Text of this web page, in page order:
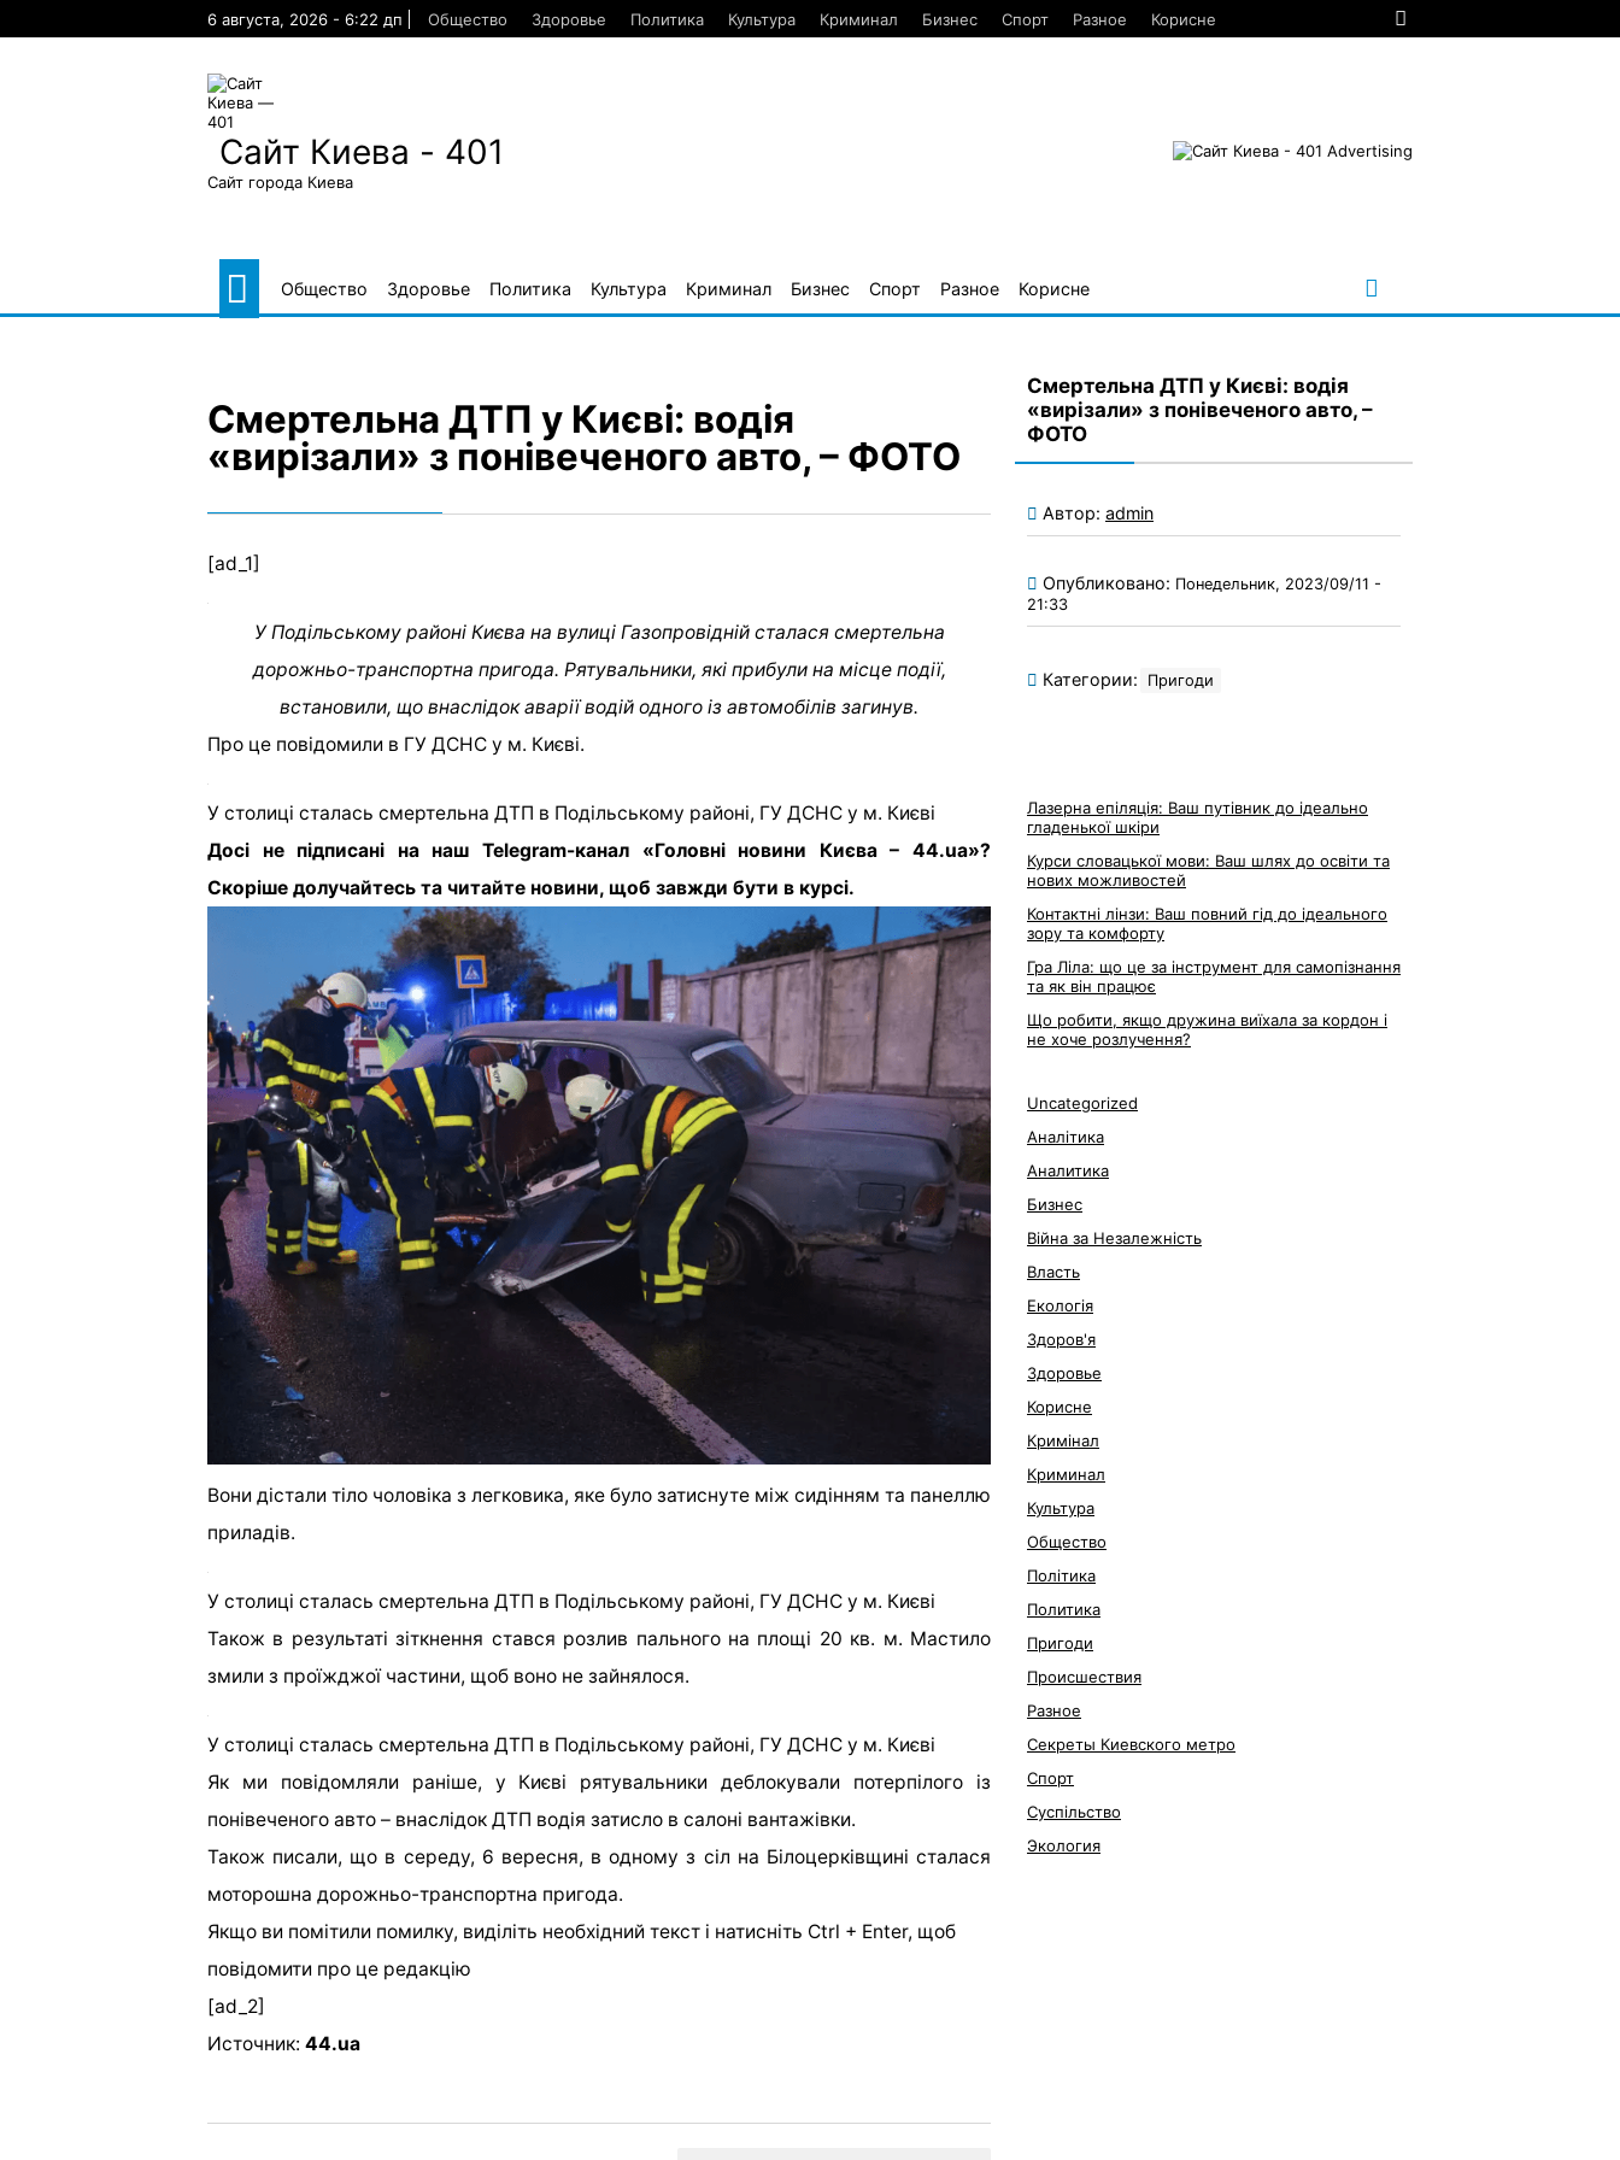
6 августа, 2026 - 6:22 дп Общество Здоровье Политика Культура Криминал Бизнес Спорт Разное Корисне
Сайт Киева - 401
Сайт города Киева
Общество Здоровье Политика Культура Криминал Бизнес Спорт Разное Корисне
Смертельна ДТП у Києві: водія
«вирізали» з понівеченого авто, – ФОТО
[ad_1]
У Подільському районі Києва на вулиці Газопровідній сталася смертельна
дорожньо-транспортна пригода. Рятувальники, які прибули на місце події,
встановили, що внаслідок аварії водій одного із автомобілів загинув.
Про це повідомили в ГУ ДСНС у м. Києві.
У столиці сталась смертельна ДТП в Подільському районі, ГУ ДСНС у м. Києві
Досі не підписані на наш Telegram-канал «Головні новини Києва – 44.ua»?
Скоріше долучайтесь та читайте новини, щоб завжди бути в курсі.
Вони дістали тіло чоловіка з легковика, яке було затиснуте між сидінням та панеллю
приладів.
У столиці сталась смертельна ДТП в Подільському районі, ГУ ДСНС у м. Києві
Також в результаті зіткнення стався розлив пального на площі 20 кв. м. Мастило
змили з проїжджої частини, щоб воно не зайнялося.
У столиці сталась смертельна ДТП в Подільському районі, ГУ ДСНС у м. Києві
Як ми повідомляли раніше, у Києві рятувальники деблокували потерпілого із
понівеченого авто – внаслідок ДТП водія затисло в салоні вантажівки.
Також писали, що в середу, 6 вересня, в одному з сіл на Білоцерківщині сталася
моторошна дорожньо-транспортна пригода.
Якщо ви помітили помилку, виділіть необхідний текст і натисніть Ctrl + Enter, щоб
повідомити про це редакцію
[ad_2]
Источник: 44.ua
Смертельна ДТП у Києві: водія
«вирізали» з понівеченого авто, –
ФОТО
Автор: admin
Опубликовано: Понедельник, 2023/09/11 -
21:33
Категории: Пригоди
Лазерна епіляція: Ваш путівник до ідеально
гладенької шкіри
Курси словацької мови: Ваш шлях до освіти та
нових можливостей
Контактні лінзи: Ваш повний гід до ідеального
зору та комфорту
Гра Ліла: що це за інструмент для самопізнання
та як він працює
Що робити, якщо дружина виїхала за кордон і
не хоче розлучення?
Uncategorized
Аналітика
Аналитика
Бизнес
Війна за Незалежність
Власть
Екологія
Здоров'я
Здоровье
Корисне
Кримінал
Криминал
Культура
Общество
Політика
Политика
Пригоди
Происшествия
Разное
Секреты Киевского метро
Спорт
Суспільство
Экология